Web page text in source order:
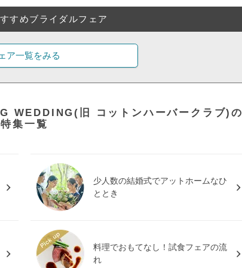
すめブライダルフェア
ア一覧をみる
WEDDING(旧 コットンハーバークラブ)の
特集一覧
少人数の結婚式でアットホームなひ
ととき
料理でおもてなし！試食フェアの流
れ